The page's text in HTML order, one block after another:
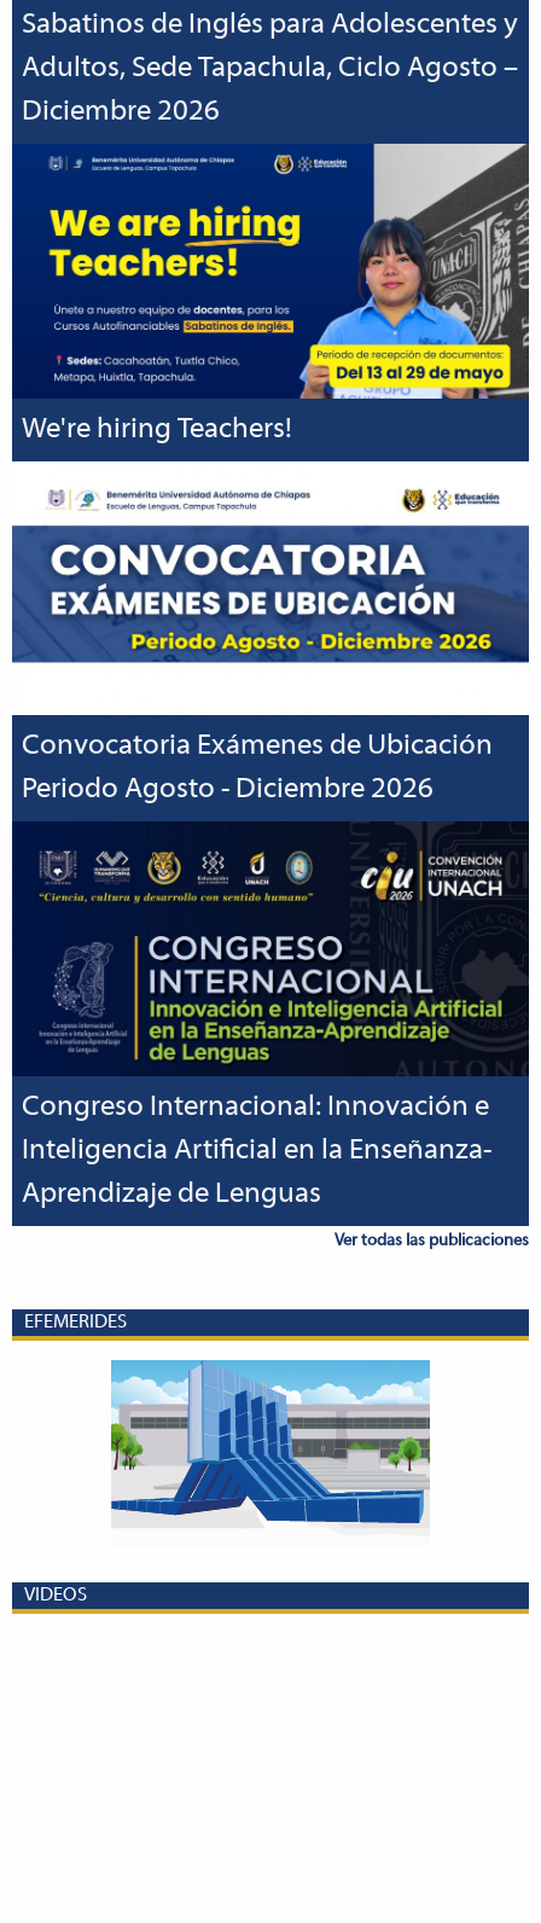
Sabatinos de Inglés para Adolescentes y
Adultos, Sede Tapachula, Ciclo Agosto –
Diciembre 2026
We're hiring Teachers!
Convocatoria Exámenes de Ubicación
Periodo Agosto - Diciembre 2026
Congreso Internacional: Innovación e
Inteligencia Artificial en la Enseñanza-
Aprendizaje de Lenguas
Ver todas las publicaciones
EFEMERIDES
VIDEOS